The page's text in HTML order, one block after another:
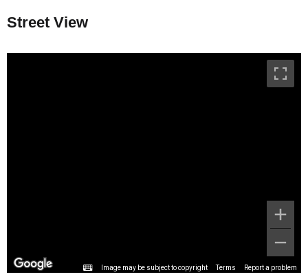
Street View
Image may be subject to copyright Terms Report a problem